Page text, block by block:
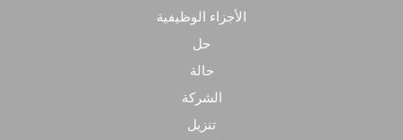
الأجزاء الوظيفية
حل
حالة
الشركة
تنزيل